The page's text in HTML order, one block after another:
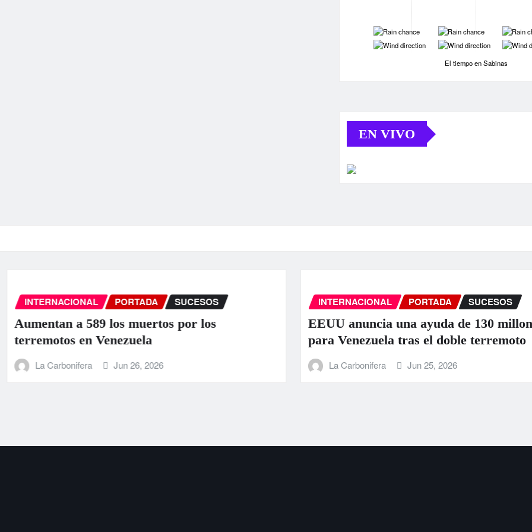
-
-
-
-
-
-
El tiempo en Sabinas
EN VIVO
INTERNACIONAL PORTADA
EEUU anuncia una ayuda de 130 millones
para Venezuela tras el doble terremoto
La Carbonifera
INTERNACIONAL PORTADA
La ONU llama a la
ante los “devastadores”